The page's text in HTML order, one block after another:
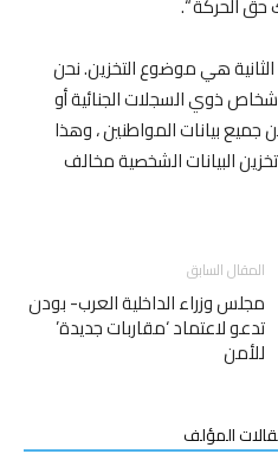
هي موضوع التخزين. نحن
ذوي السجلات الجنائية أو
جميع بيانات المواطنين ، وهذا
البيانات الشخصية مخالف
المقال السابق
مجلس وزراء الداخلية العرب- بودن
تدعو لاعتماد ‘مقاربات جديدة’
للأمن
المؤلف